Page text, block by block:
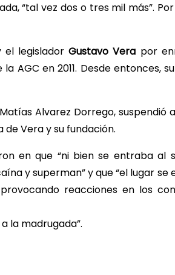
“tal vez dos o tres mil más”.
el legisladorGustavo Vera por
AGC en 2011. Desde entonces,
Alvarez Dorrego, suspendió
Vera y su fundación.
en que “ni bien se entraba al
y superman” y que “el lugar
reacciones en los
la madrugada”.